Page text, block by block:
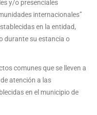
y/o presenciales
internacionales”
en la entidad,
durante su estancia o
comunes que se lleven a
atención a las
en el municipio de